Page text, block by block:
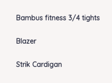
Bambus fitness 3/4 tights
Blazer
Strik Cardigan